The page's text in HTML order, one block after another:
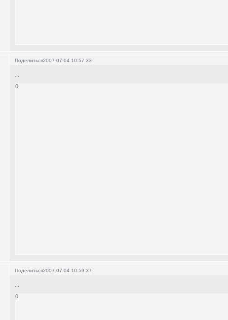
Поделиться2007-07-04 10:57:33
0
Поделиться2007-07-04 10:59:37
0